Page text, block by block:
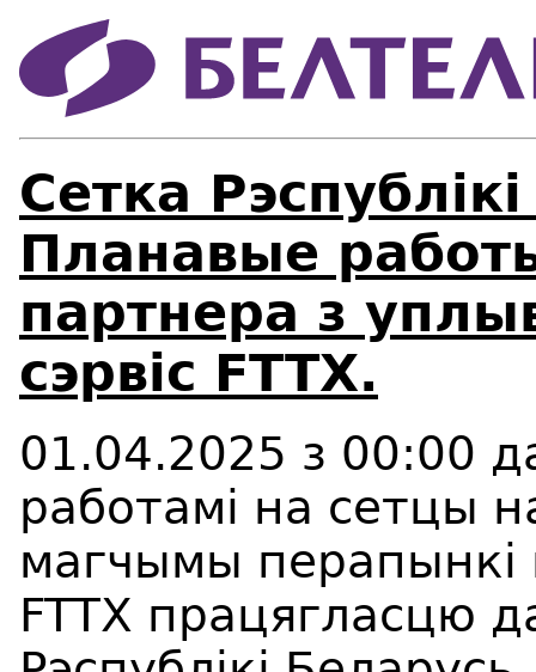
Сетка
Планавые
партнера з
сэрвіс FTTX.
01.04.2025 з 00:00
работамі на сетцы
магчымы перапынкі
FTTX працягласцю